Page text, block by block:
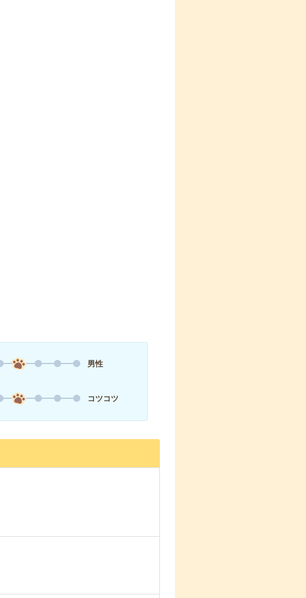
男性
コツコツ